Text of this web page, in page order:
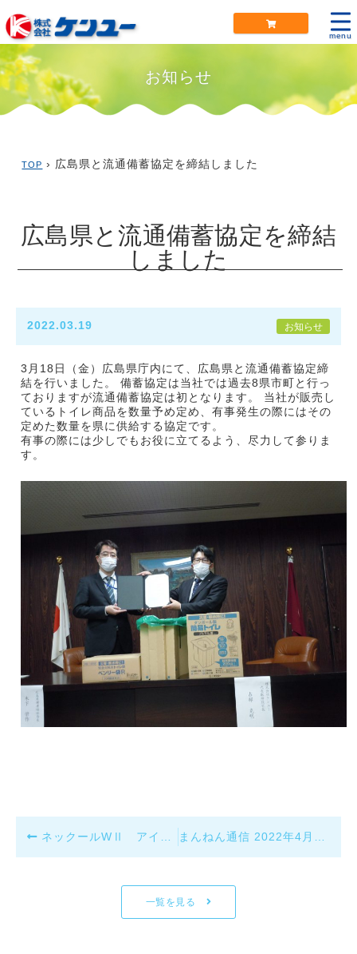
menu
お知らせ
TOP › 広島県と流通備蓄協定を締結しました
広島県と流通備蓄協定を締結
しました
2022.03.19 お知らせ
3月18日（金）広島県庁内にて、広島県と流通備蓄協定締
結を行いました。 備蓄協定は当社では過去8県市町と行っ
ておりますが流通備蓄協定は初となります。 当社が販売し
ているトイレ商品を数量予め定め、有事発生の際にはその
定めた数量を県に供給する協定です。
有事の際には少しでもお役に立てるよう、尽力して参りま
す。
ネックールWⅡ アイボリー 新発売
一覧を見る